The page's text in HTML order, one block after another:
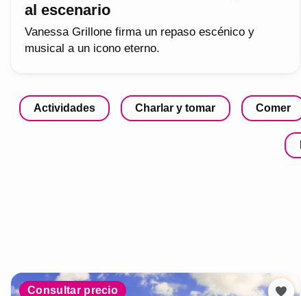
al escenario
Vanessa Grillone firma un repaso escénico y
musical a un icono eterno.
Actividades Charlar y tomar Comer
Consultar precio